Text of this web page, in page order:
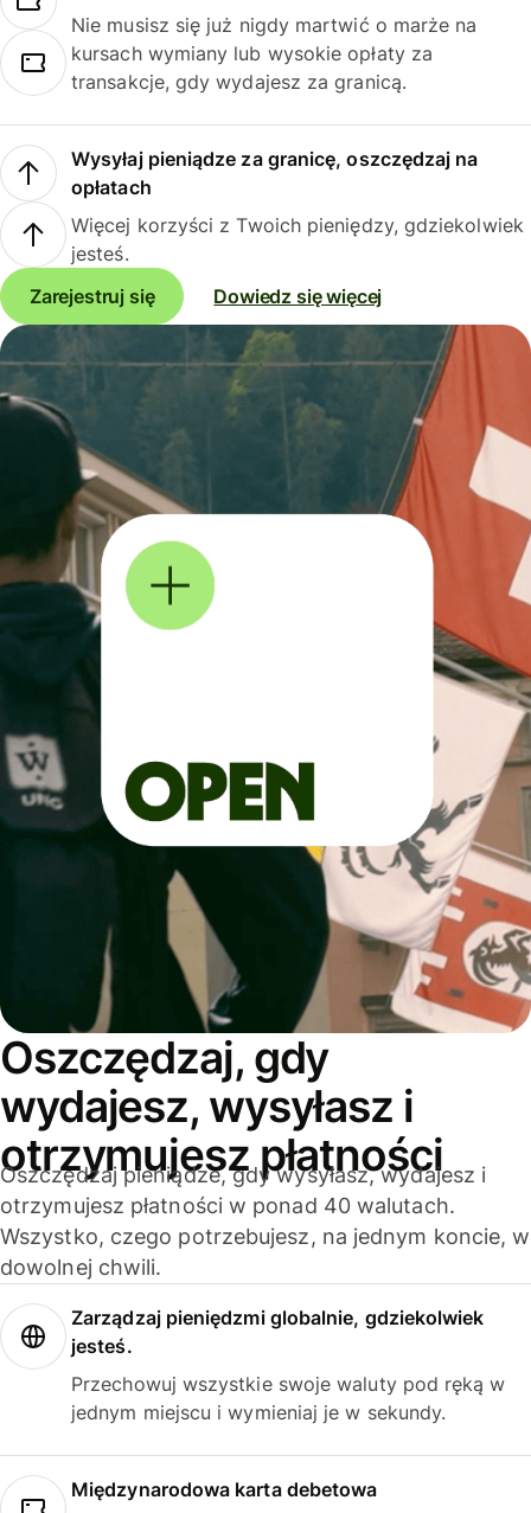
Nie musisz się już nigdy martwić o marże na
kursach wymiany lub wysokie opłaty za
transakcje, gdy wydajesz za granicą.
Wysyłaj pieniądze za granicę, oszczędzaj na
opłatach
Więcej korzyści z Twoich pieniędzy, gdziekolwiek
jesteś.
Zarejestruj się
Dowiedz się więcej
Oszczędzaj, gdy
wydajesz, wysyłasz i
otrzymujesz płatności
Oszczędzaj pieniądze, gdy wysyłasz, wydajesz i
otrzymujesz płatności w ponad 40 walutach.
Wszystko, czego potrzebujesz, na jednym koncie, w
dowolnej chwili.
Zarządzaj pieniędzmi globalnie, gdziekolwiek
jesteś.
Przechowuj wszystkie swoje waluty pod ręką w
jednym miejscu i wymieniaj je w sekundy.
Międzynarodowa karta debetowa